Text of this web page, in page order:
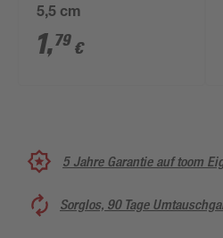
5,5 cm
1,79 €
5 Jahre Garantie auf toom
Sorglos, 90 Tage